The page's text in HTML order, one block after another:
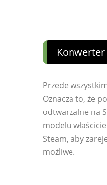
Konwerter
Przede
Oznacza to, że
odtwarzalne na
modelu
Steam, aby
możliwe.